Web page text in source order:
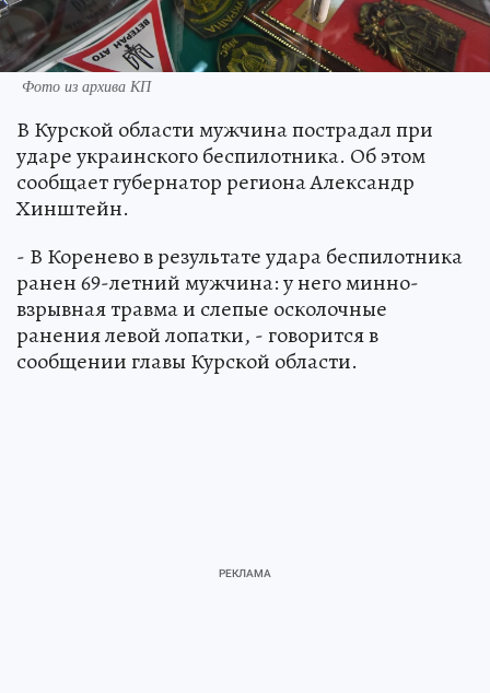
Фото из архива КП
В Курской области мужчина пострадал при
ударе украинского беспилотника. Об этом
сообщает губернатор региона Александр
Хинштейн.
- В Коренево в результате удара беспилотника
ранен 69-летний мужчина: у него минно-
взрывная травма и слепые осколочные
ранения левой лопатки, - говорится в
сообщении главы Курской области.